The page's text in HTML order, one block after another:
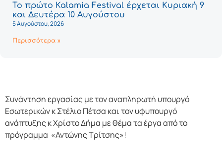
Το πρώτο Kalamia Festival έρχεται Κυριακή 9
και Δευτέρα 10 Αυγούστου
5 Αυγούστου, 2026
Περισσότερα »
Συνάντηση εργασίας με τον αναπληρωτή υπουργό
Εσωτερικών κ Στέλιο Πέτσα και τον υφυπουργό
ανάπτυξης κ Χρίστο Δήμα με θέμα τα έργα από το
πρόγραμμα «Αντώνης Τρίτσης»!